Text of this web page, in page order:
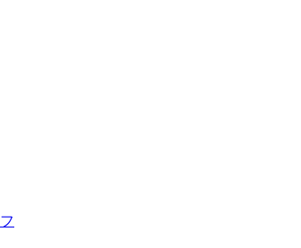
」
について
27シーズン試合観戦チケット